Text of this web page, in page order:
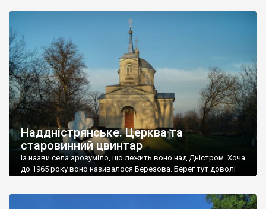
старовинний цвинтар із кам’яними хрестами. Всі епітафії, які
збереглися, написані кирилицею, церковнослов’янською
мовою. За всіма традиційними ознаками – цвинтар
український. Хрести датуються 19 століттям. У 1924-1940
роках Болган […]
Наддністрянське. Церква та
старовинний цвинтар
Із назви села зрозуміло, що лежить воно над Дністром. Хоча
до 1965 року воно називалося Березова. Берег тут доволі
Наддністрянське відрізняється від більшості навколишніх